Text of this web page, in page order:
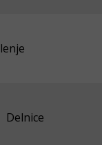
Delnice